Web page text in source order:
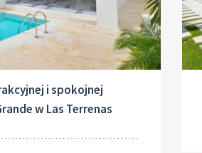
i spokojnej
w Las Terrenas